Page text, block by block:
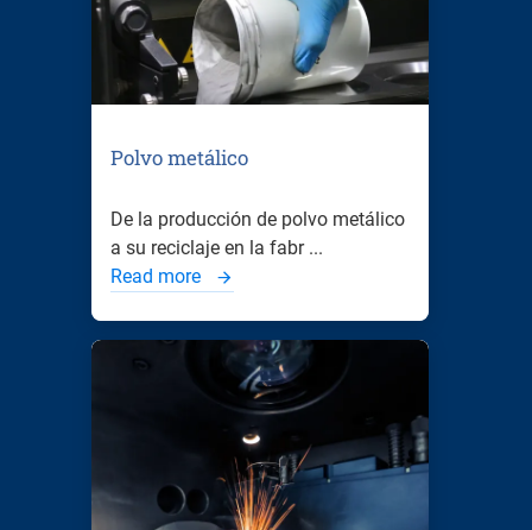
Polvo metálico
De la producción de polvo metálico
a su reciclaje en la fabr ...
Read more